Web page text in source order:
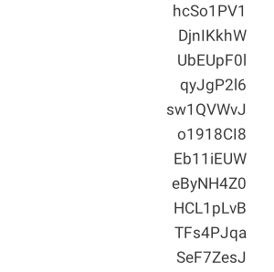
hcSo1PV1
DjnIKkhW
UbEUpF0l
qyJgP2l6
sw1QVWvJ
o1918CI8
Eb11iEUW
eByNH4Z0
HCL1pLvB
TFs4PJqa
SeF7ZesJ